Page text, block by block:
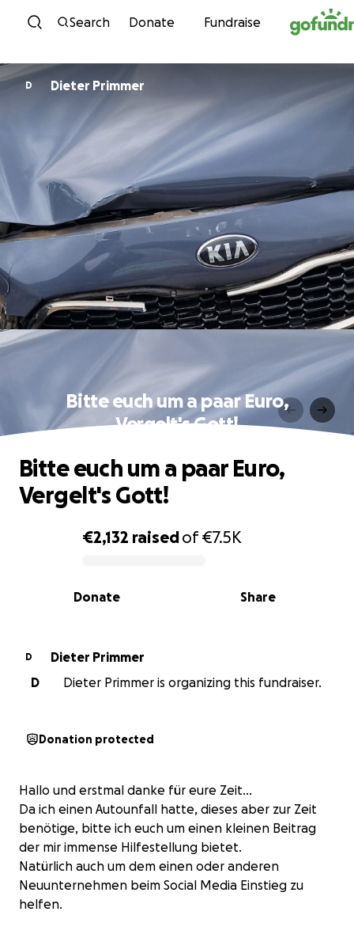
Skip to content
Search Donate Fundraise
D Dieter Primmer
Bitte euch um a paar Euro,
Vergelt's Gott!
0% complete
€2,132 raisedof€7.5K
Share
Donate
Bitte euch um a paar Euro,
Vergelt's Gott!
D
Dieter Primmer
D
Dieter Primmer is organizing this fundraiser.
Donation protected
Hallo und erstmal danke für eure Zeit...
Da ich einen Autounfall hatte, dieses aber zur Zeit
benötige, bitte ich euch um einen kleinen Beitrag
der mir immense Hilfestellung bietet.
Natürlich auch um dem einen oder anderen
Neuunternehmen beim Social Media Einstieg zu
helfen.